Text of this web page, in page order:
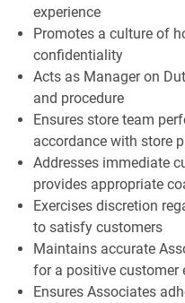
experience
Promotes a culture of
confidentiality
Acts as Manager on
and procedure
Ensures store team
accordance with store
Addresses immediate
provides appropriate
Exercises discretion
to satisfy customers
Maintains accurate
for a positive customer
Ensures Associates